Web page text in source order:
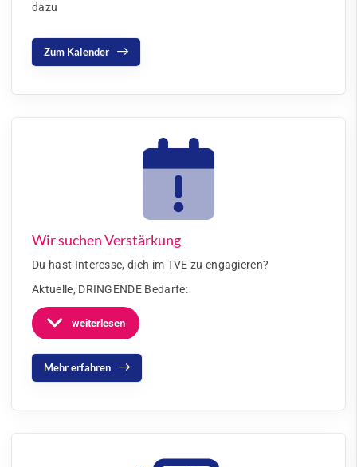
dazu
Zum Kalender
Wir suchen Verstärkung
Du hast Interesse, dich im TVE zu engagieren?
Aktuelle, DRINGENDE Bedarfe:
weiterlesen
Mehr erfahren